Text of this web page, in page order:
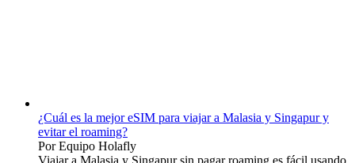
¿Cuál es la mejor eSIM para viajar a Malasia y Singapur y
evitar el roaming?
Por Equipo Holafly
Viajar a Malasia y Singapur sin pagar roaming es fácil usando